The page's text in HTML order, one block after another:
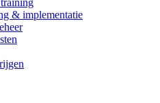
& implementatie